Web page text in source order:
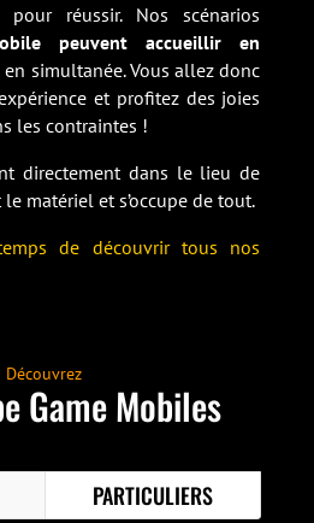
réussir. Nos scénarios
peuvent accueillir en
en simultanée. Vous allez donc
et profitez des joies
les contraintes !
directement dans le lieu de
matériel et s’occupe de tout.
de découvrir tous nos
Découvrez
Game Mobiles
PARTICULIERS